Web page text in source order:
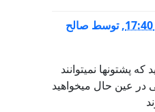
,توسط صالح
پشتونها نمیتوانند
در عین حال میخواهید